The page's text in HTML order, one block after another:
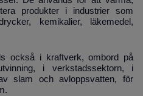
produkter i industrier som
kemikalier, läkemedel,
också i kraftverk, ombord på
i verkstadssektorn, i
slam och avloppsvatten, för